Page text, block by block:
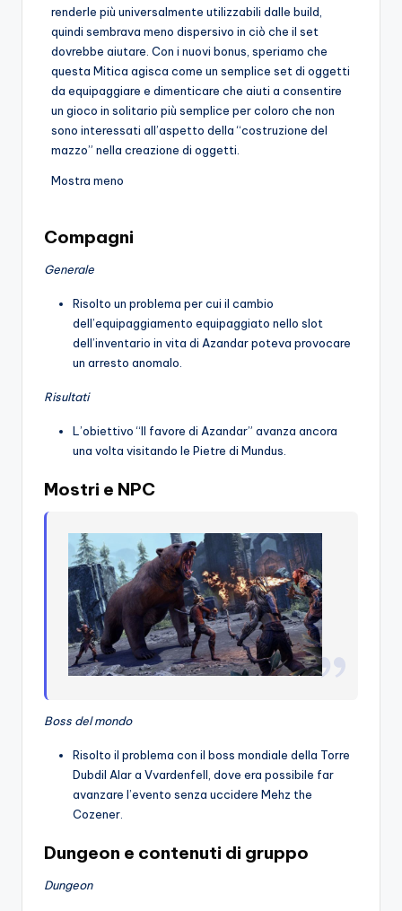
renderle più universalmente utilizzabili dalle build,
quindi sembrava meno dispersivo in ciò che il set
dovrebbe aiutare. Con i nuovi bonus, speriamo che
questa Mitica agisca come un semplice set di oggetti
da equipaggiare e dimenticare che aiuti a consentire
un gioco in solitario più semplice per coloro che non
sono interessati all’aspetto della “costruzione del
mazzo” nella creazione di oggetti.
Mostra meno
Compagni
Generale
Risolto un problema per cui il cambio
dell’equipaggiamento equipaggiato nello slot
dell’inventario in vita di Azandar poteva provocare
un arresto anomalo.
Risultati
L’obiettivo “Il favore di Azandar” avanza ancora
una volta visitando le Pietre di Mundus.
Mostri e NPC
Boss del mondo
Risolto il problema con il boss mondiale della Torre
Dubdil Alar a Vvardenfell, dove era possibile far
avanzare l’evento senza uccidere Mehz the
Cozener.
Dungeon e contenuti di gruppo
Dungeon